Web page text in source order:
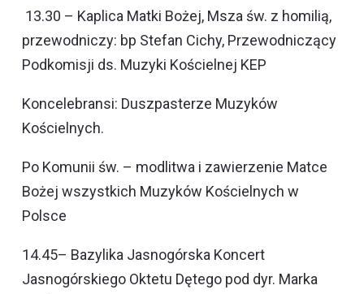
13.30 – Kaplica Matki Bożej, Msza św. z homilią,
przewodniczy: bp Stefan Cichy, Przewodniczący
Podkomisji ds. Muzyki Kościelnej KEP
Koncelebransi: Duszpasterze Muzyków
Kościelnych.
Po Komunii św. – modlitwa i zawierzenie Matce
Bożej wszystkich Muzyków Kościelnych w
Polsce
14.45– Bazylika Jasnogórska Koncert
Jasnogórskiego Oktetu Dętego pod dyr. Marka